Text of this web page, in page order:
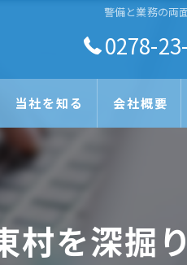
警備と業務の両
0278-
当社を知る
未経験
正社員
会社概要
村を深掘